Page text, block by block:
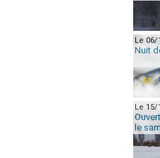
Le 06/
Nuit
Le 15/
le